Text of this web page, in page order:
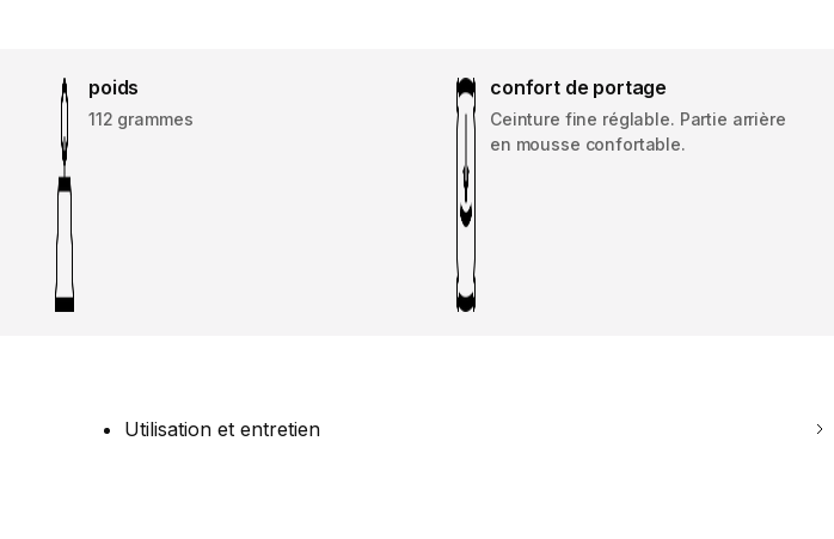
poids
112 grammes
confort de portage
Ceinture fine réglable. Partie arrière
en mousse confortable.
Utilisation et entretien